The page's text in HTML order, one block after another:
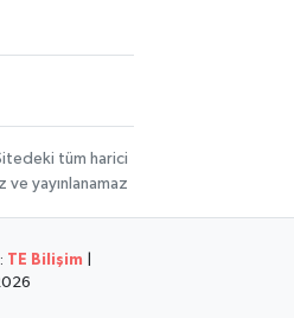
tüm harici
ve yayınlanamaz
TE Bilişim